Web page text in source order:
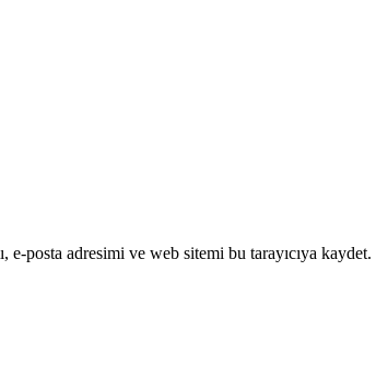
e-posta adresimi ve web sitemi bu tarayıcıya kaydet.